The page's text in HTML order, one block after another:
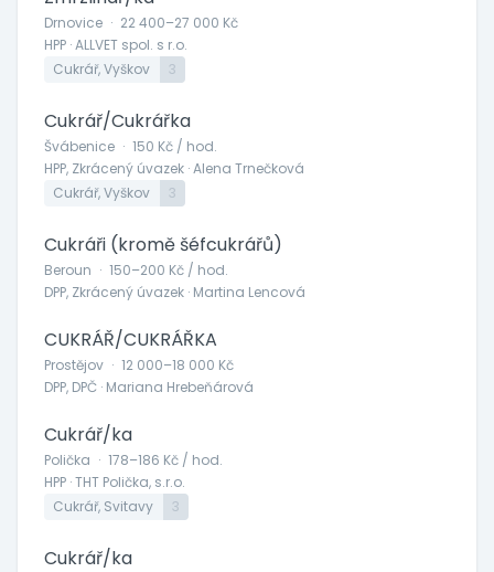
Drnovice · 22 400–27 000 Kč
HPP · ALLVET spol. s r.o.
Cukrář, Vyškov
3
Cukrář/Cukrářka
Švábenice · 150 Kč / hod.
HPP, Zkrácený úvazek · Alena Trnečková
Cukrář, Vyškov
3
Cukráři (kromě šéfcukrářů)
Beroun · 150–200 Kč / hod.
DPP, Zkrácený úvazek · Martina Lencová
CUKRÁŘ/CUKRÁŘKA
Prostějov · 12 000–18 000 Kč
DPP, DPČ · Mariana Hrebeňárová
Cukrář/ka
Polička · 178–186 Kč / hod.
HPP · THT Polička, s.r.o.
Cukrář, Svitavy
3
Cukrář/ka